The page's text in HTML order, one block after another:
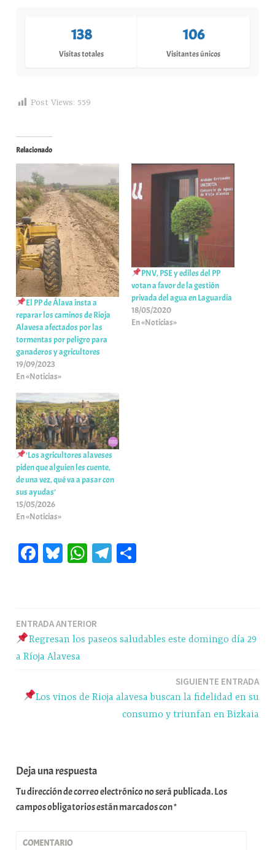
138
Visitas totales
106
Visitantes únicos
Post Views: 559
Relacionado
El PP de Álava insta a
reparar los caminos de Rioja
Alavesa afectados por las
tormentas por peligro para
ganaderos y agricultores
19/09/2023
En «Noticias»
PNV, PSE y ediles del PP
votan a favor de la gestión
privada del agua en Laguardia
18/05/2020
En «Noticias»
’Los agricultores alaveses
piden que alguien les cuente,
de una vez, qué va a pasar con
sus ayudas’
15/05/2026
En «Noticias»
Fa Bl W
pp
Te
m rti
r
Navegación
de
ENTRADA ANTERIOR
Regresan los paseos saludables este domingo día 29
a Ríoja Alavesa
SIGUIENTE ENTRADA
Los vinos de Rioja alavesa buscan la fidelidad en su
consumo y triunfan en Bizkaia
Deja una respuesta
Tu dirección de correo electrónico no será publicada.Los
campos obligatorios están marcados con*
COMENTARIO